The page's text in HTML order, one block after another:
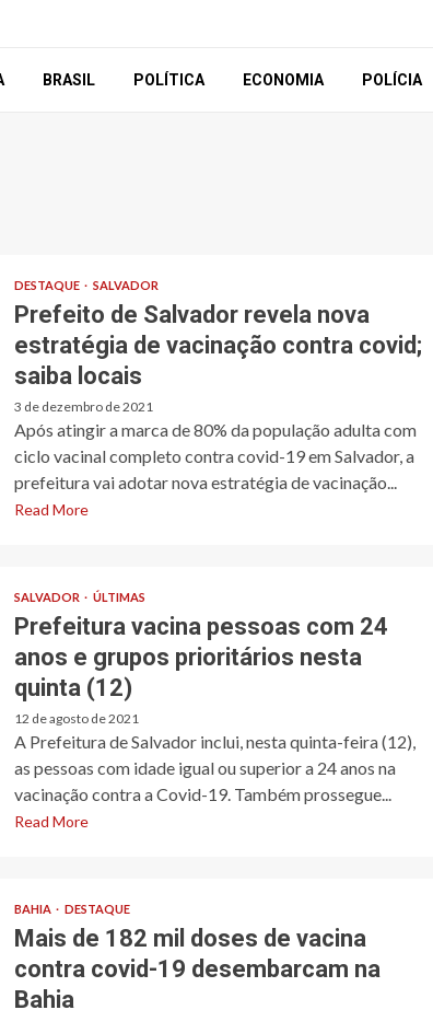
BRASIL POLÍTICA ECONOMIA POLÍCIA
DESTAQUE SALVADOR
Prefeito de Salvador revela nova
estratégia de vacinação contra covid;
saiba locais
3 de dezembro de 2021
Após atingir a marca de 80% da população adulta com
ciclo vacinal completo contra covid-19 em Salvador, a
prefeitura vai adotar nova estratégia de vacinação...
Read More
SALVADOR ÚLTIMAS
Prefeitura vacina pessoas com 24
anos e grupos prioritários nesta
quinta (12)
12 de agosto de 2021
A Prefeitura de Salvador inclui, nesta quinta-feira (12),
as pessoas com idade igual ou superior a 24 anos na
vacinação contra a Covid-19. Também prossegue...
Read More
BAHIA DESTAQUE
Mais de 182 mil doses de vacina
contra covid-19 desembarcam na
Bahia